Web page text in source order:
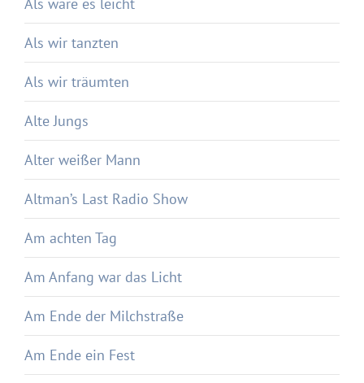
Als wäre es leicht
Als wir tanzten
Als wir träumten
Alte Jungs
Alter weißer Mann
Altman’s Last Radio Show
Am achten Tag
Am Anfang war das Licht
Am Ende der Milchstraße
Am Ende ein Fest